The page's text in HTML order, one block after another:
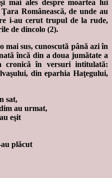
mai ales despre moartea lui
Românească, de unde au
i-au cerut trupul de la rude,
de dincolo (2).
mai sus, cunoscută până azi în
încă din a doua jumătate a
cronică în versuri intitulată:
din eparhia Haţegului,
sat,
au urmat,
eşit
plăcut